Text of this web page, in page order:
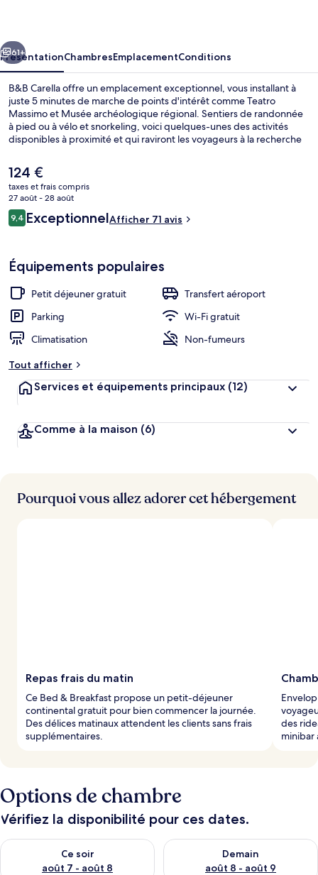
Suivant
61+
PrésentationChambresEmplacementConditions
B&B Carella offre un emplacement exceptionnel, vous installant à
juste 5 minutes de marche de points d'intérêt comme Teatro
Massimo et Musée archéologique régional. Sentiers de randonnée
à pied ou à vélo et snorkeling, voici quelques-unes des activités
disponibles à proximité et qui raviront les voyageurs à la recherche
comme l'accès Wi-Fi et un petit déjeuner continental, proposé tous
les jours, entre 08 h 00 et 10 h 00. Ce bed and breakfast de style Art
déco se trouve également à moins de 10 minutes à pied de Port de
Palerme et de Via Roma.
Le
prix
actuel
est
de
124 €
taxes et frais compris
27 août - 28 août
Avis
voyageurs
9,49,4 sur 10
ExceptionnelAfficher 71 avis
Équipements populaires
Petit déjeuner gratuit
Transfert aéroport
Parking
Wi-Fi gratuit
Climatisation
Non-fumeurs
Tout afficher
Services et équipements principaux (12)
Comme à la maison (6)
Pourquoi vous allez adorer cet hébergement
Repas frais du matin
Ce Bed & Breakfast propose un petit-déjeuner
continental gratuit pour bien commencer la journée.
Des délices matinaux attendent les clients sans frais
supplémentaires.
des
minibar
Options de chambre
Vérifiez la disponibilité pour ces dates.
Ce soir
août 7 - août 8
Vérifier la disponibilité pour ce soir août 7 - août 8
Demain
août 8 - août 9
Vérifier la disponibilité pour